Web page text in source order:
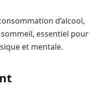
d’alcool,
essentiel pour
et mentale.